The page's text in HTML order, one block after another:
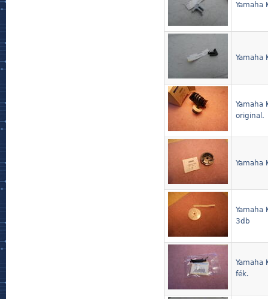
Yamaha
Yamaha
Yamaha
original.
Yamaha
Yamaha
3db
Yamaha
fék.